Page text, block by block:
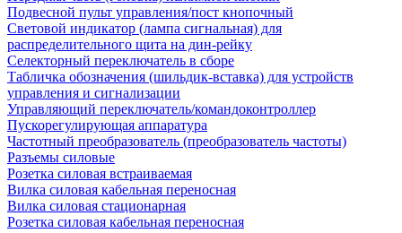
Подвесной пульт управления/пост кнопочный
Световой индикатор (лампа сигнальная) для
распределительного щита на дин-рейку
Селекторный переключатель в сборе
Табличка обозначения (шильдик-вставка) для устройств
управления и сигнализации
Управляющий переключатель/командоконтроллер
Пускорегулирующая аппаратура
Частотный преобразователь (преобразователь частоты)
Разъемы силовые
Розетка силовая встраиваемая
Вилка силовая кабельная переносная
Вилка силовая стационарная
Розетка силовая кабельная переносная